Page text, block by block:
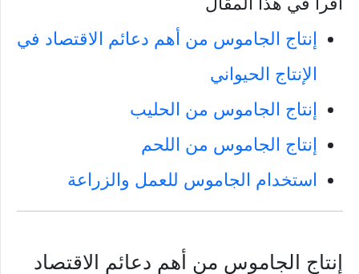
إنتاج الجاموس من أهم دعائم الاقتصاد في
الإنتاج الحيواني
إنتاج الجاموس من الحليب
إنتاج الجاموس من اللحم
استخدام الجاموس للعمل والزراعة
إنتاج الجاموس من أهم دعائم الاقتصاد